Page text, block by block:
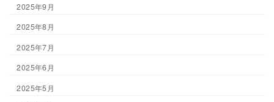
2025年9月
2025年8月
2025年7月
2025年6月
2025年5月